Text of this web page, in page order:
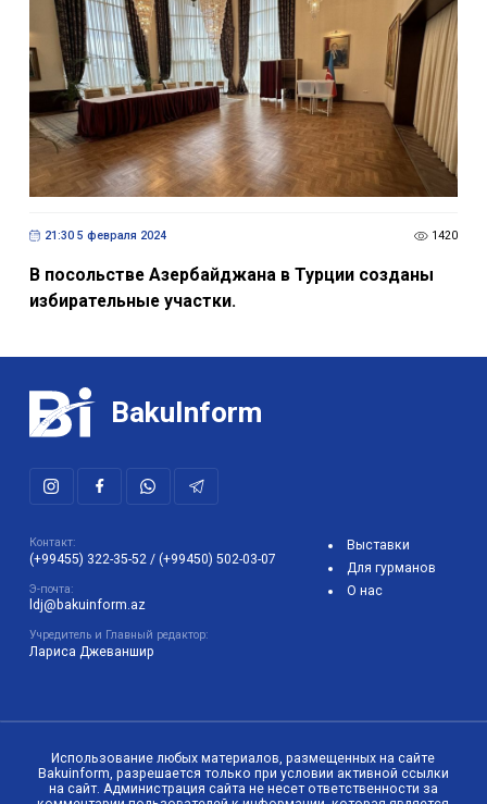
21:30 5 февраля 2024 1420
В посольстве Азербайджана в Турции созданы
избирательные участки.
BakuInform
Контакт:
(+99455) 322-35-52 / (+99450) 502-03-07
Э-почта:
ldj@bakuinform.az
Учредитель и Главный редактор:
Лариса Джеваншир
Выставки
Для гурманов
О нас
Использование любых материалов, размещенных на сайте
Bakuinform, разрешается только при условии активной ссылки
на сайт. Администрация сайта не несет ответственности за